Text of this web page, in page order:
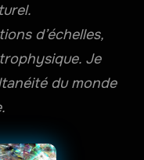
d’échelles,
Je
du monde